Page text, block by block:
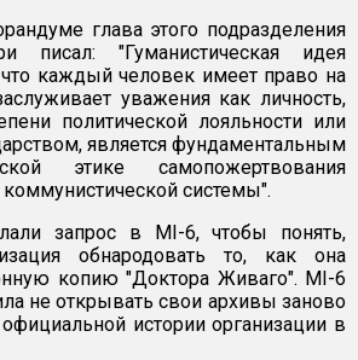
глава этого подразделения
"Гуманистическая идея
каждый человек имеет право на
уважения как личность,
политической лояльности или
является фундаментальным
этике самопожертвования
системы".
запрос в MI-6, чтобы понять,
обнародовать то, как она
копию "Доктора Живаго". MI-6
не открывать свои архивы заново
истории организации в